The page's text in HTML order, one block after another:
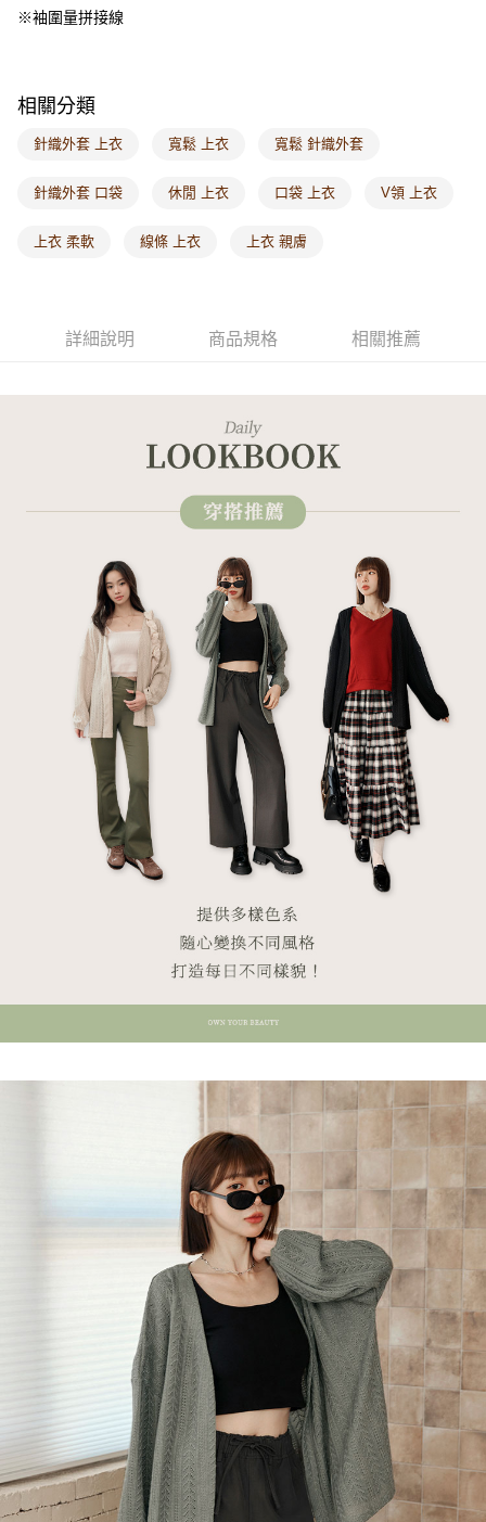
每筆NT$120，滿NT$1,000(含以上)免運費
海外配送-歐美地區 查看運費
※袖圍量拼接線
相關分類
針織外套 上衣 寬鬆 上衣 寬鬆 針織外套
針織外套 口袋 休閒 上衣 口袋 上衣 V領 上衣
上衣 柔軟 線條 上衣 上衣 親膚
詳細說明 商品規格 相關推薦